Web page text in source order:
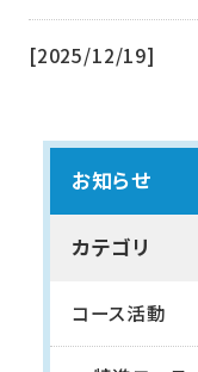
[2025/12/19]
お知らせ
カテゴリ
コース活動